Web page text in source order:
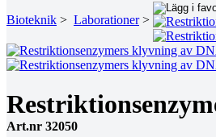
Bioteknik > Laborationer>
Art.nr 32050